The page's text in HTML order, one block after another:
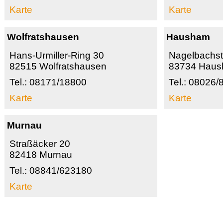
Karte
Karte
Wolfratshausen
Hans-Urmiller-Ring 30
82515 Wolfratshausen
Tel.: 08171/18800
Karte
Hausham
83734
Tel.: 08026/
Karte
Murnau
Straßäcker 20
82418 Murnau
Tel.: 08841/623180
Karte